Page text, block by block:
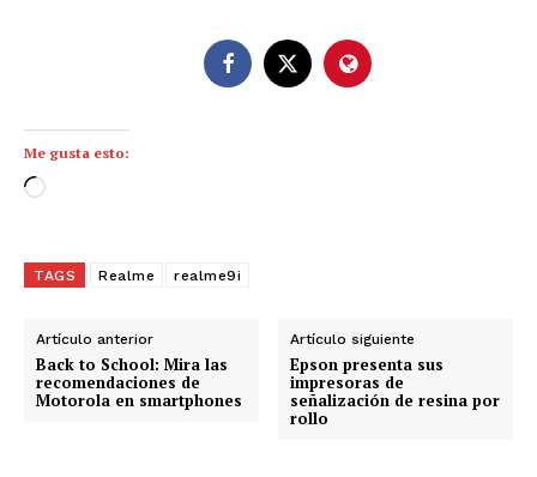
Me gusta esto:
C
g
n
d
o
TAGS Realme realme9i
Artículo anterior
Back to School: Mira las
recomendaciones de
Motorola en smartphones
Artículo siguiente
Epson presenta sus
impresoras de
señalización de resina por
rollo